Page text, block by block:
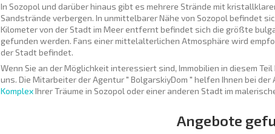
In Sozopol und darüber hinaus gibt es mehrere Strände mit
Sandstrände verbergen. In unmittelbarer Nähe von Sozopol befindet
Kilometer von der Stadt im Meer entfernt befindet sich die größte
gefunden werden. Fans einer mittelalterlichen Atmosphäre wird
der Stadt befindet.
Wenn Sie an der Möglichkeit interessiert sind, Immobilien in diesem
uns. Die Mitarbeiter der Agentur " BolgarskiyDom " helfen Ihnen bei
KomplexIhrer Träume in Sozopol oder einer anderen Stadt im
Angebote